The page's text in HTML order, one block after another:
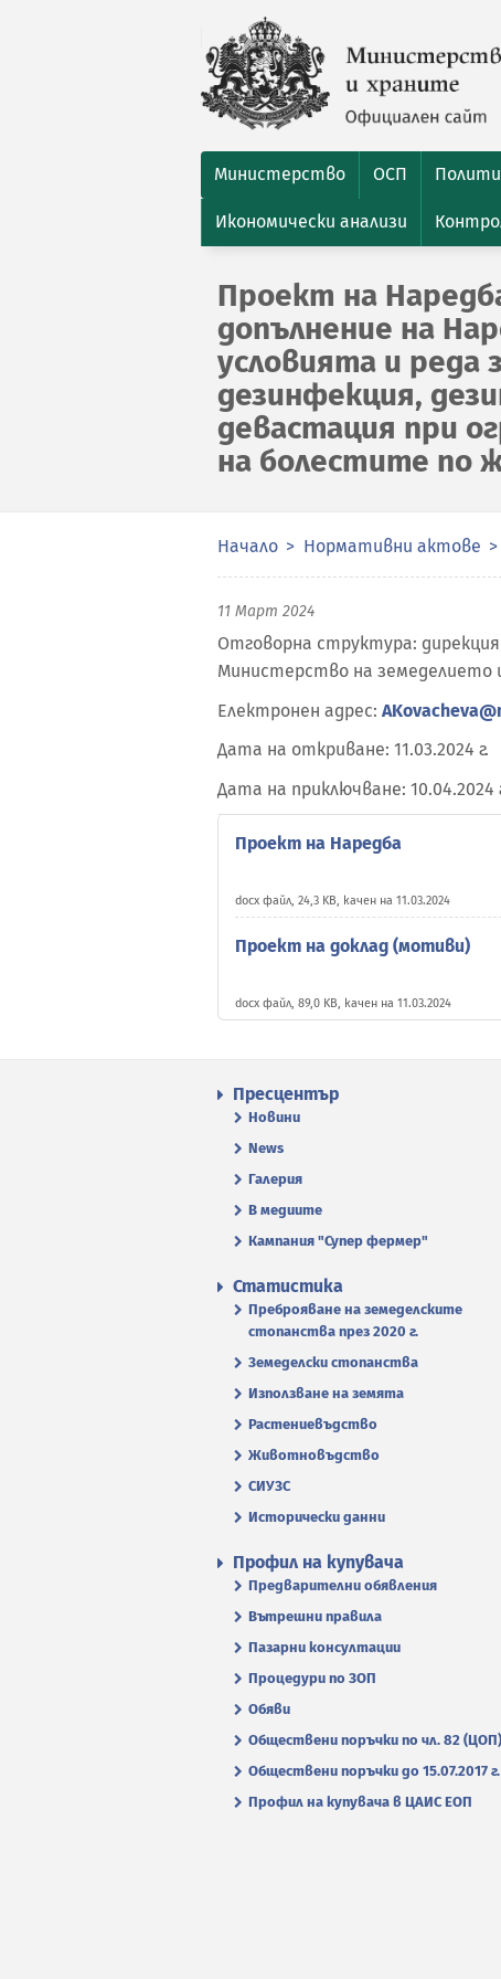
Министерство ОСП
Икономически анализи
Проект на
допълнение на
условията и реда
дезинфекция,
девастация при
на болестите по
Начало Нормативни актове
11 Март 2024
Отговорна структура:
Министерство на земеделието
Електронен адрес:
Дата на откриване: 11.03.2024 г.
Дата на приключване: 10.04.2024
Проект на Наредба
docx файл, 24,3 KB, качен на 11.03.2024
Проект на доклад (мотиви)
docx файл, 89,0 KB, качен на 11.03.2024
Пресцентър
Новини
News
Галерия
В медиите
Кампания "Супер фермер"
Статистика
Преброяване на земеделските
стопанства през 2020 г.
Земеделски стопанства
Използване на земята
Растениевъдство
Животновъдство
СИУЗС
Исторически данни
Профил на купувача
Предварителни обявления
Вътрешни правила
Пазарни консултации
Процедури по ЗОП
Обяви
Обществени поръчки по чл. 82 (ЦОП)
Обществени поръчки до 15.07.2017 г.
Профил на купувача в ЦАИС ЕОП